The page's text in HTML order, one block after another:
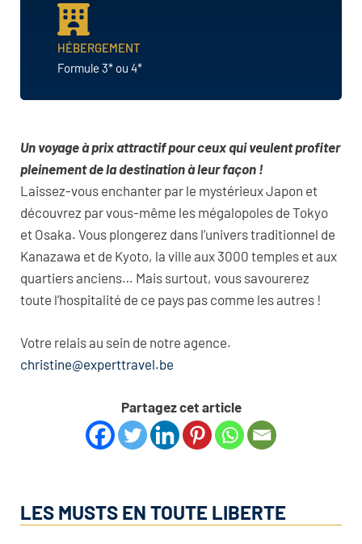
HÉBERGEMENT
Formule 3* ou 4*
Un voyage à prix attractif pour ceux qui veulent profiter
pleinement de la destination à leur façon !
Laissez-vous enchanter par le mystérieux Japon et
découvrez par vous-même les mégalopoles de Tokyo
et Osaka. Vous plongerez dans l’univers traditionnel de
Kanazawa et de Kyoto, la ville aux 3000 temples et aux
quartiers anciens… Mais surtout, vous savourerez
toute l’hospitalité de ce pays pas comme les autres !
Votre relais au sein de notre agence.
christine@experttravel.be
Partagez cet article
LES MUSTS EN TOUTE LIBERTE